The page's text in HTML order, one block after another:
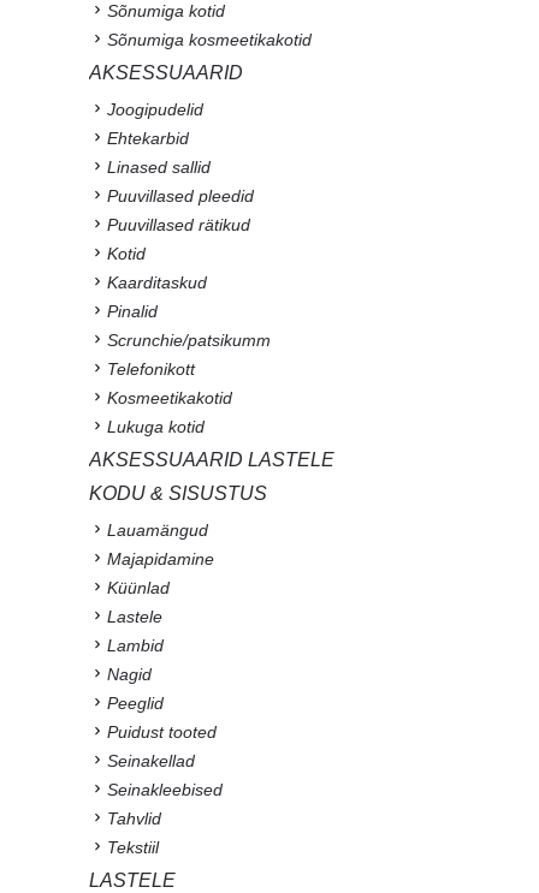
Sõnumiga kotid
Sõnumiga kosmeetikakotid
AKSESSUAARID
Joogipudelid
Ehtekarbid
Linased sallid
Puuvillased pleedid
Puuvillased rätikud
Kotid
Kaarditaskud
Pinalid
Scrunchie/patsikumm
Telefonikott
Kosmeetikakotid
Lukuga kotid
AKSESSUAARID LASTELE
KODU & SISUSTUS
Lauamängud
Majapidamine
Küünlad
Lastele
Lambid
Nagid
Peeglid
Puidust tooted
Seinakellad
Seinakleebised
Tahvlid
Tekstiil
LASTELE